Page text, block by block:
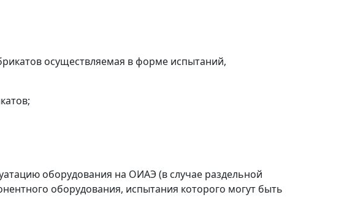
осуществляемая в форме испытаний,
оборудования на ОИАЭ (в случае раздельной
оборудования, испытания которого могут быть